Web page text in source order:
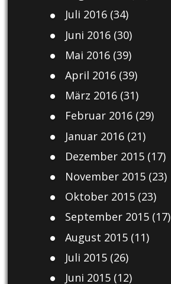
Juli 2016(34)
Juni 2016(30)
Mai 2016(39)
April 2016(39)
März 2016(31)
Februar 2016(29)
Januar 2016(21)
Dezember 2015(17)
November 2015(23)
Oktober 2015(23)
September 2015(17)
August 2015(11)
Juli 2015(26)
Juni 2015(12)